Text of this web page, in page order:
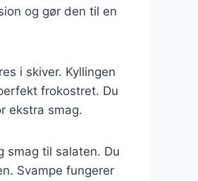
og gør den til en
i skiver. Kyllingen
frokostret. Du
ekstra smag.
smag til salaten. Du
Svampe fungerer